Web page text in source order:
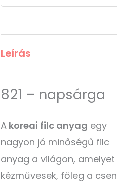
Leírás
821 – napsárga
Akoreai filc anyag egy
nagyon jó minőségű filc
anyag a világon, amelyet
kézművesek, főleg a